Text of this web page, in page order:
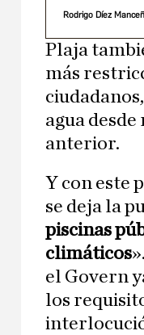
Rodrigo Díez
Plaja
más
agua
anterior.
Y con este
se deja la
piscinas
climáticos
el Govern
los